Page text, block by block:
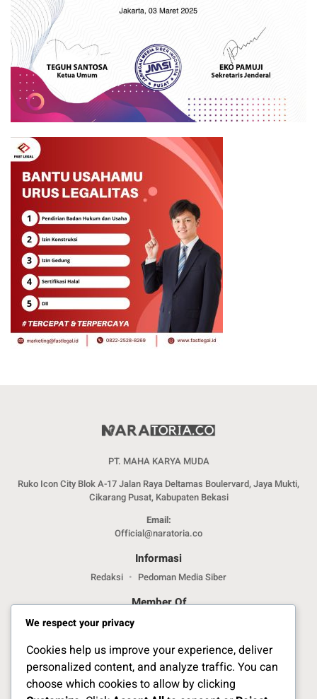
PT. MAHA KARYA MUDA
Ruko Icon City Blok A-17 Jalan Raya Deltamas Boulervard, Jaya Mukti,
Cikarang Pusat, Kabupaten Bekasi
Email:
Official@naratoria.co
Informasi
Redaksi Pedoman Media Siber
Member Of
We respect your privacy
Cookies help us improve your experience, deliver
personalized content, and analyze traffic. You can
choose which cookies to allow by clicking